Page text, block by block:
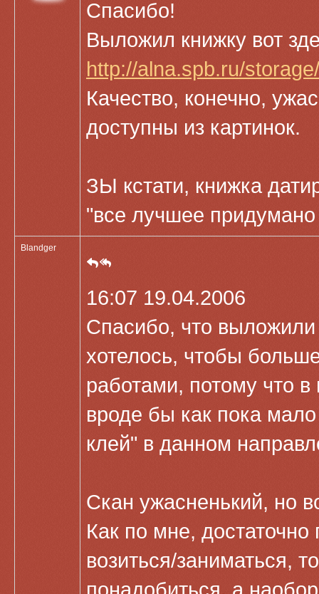
Спасибо!
Выложил книжку вот
http://alna.spb.ru/
Качество, конечно,
доступны из картинок.
ЗЫ кстати, книжка
"все лучшее
Blandger
16:07 19.04.2006
Спасибо, что
хотелось, чтобы
работами, потому что в
вроде бы как пока
клей" в данном
Скан ужасненький, но
Как по мне,
возиться/заниматься,